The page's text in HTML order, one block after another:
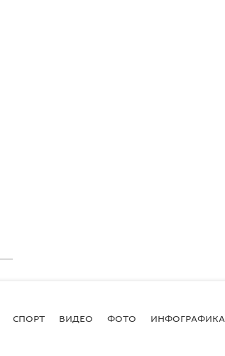
СПОРТ ВИДЕО ФОТО ИНФОГРАФИКА